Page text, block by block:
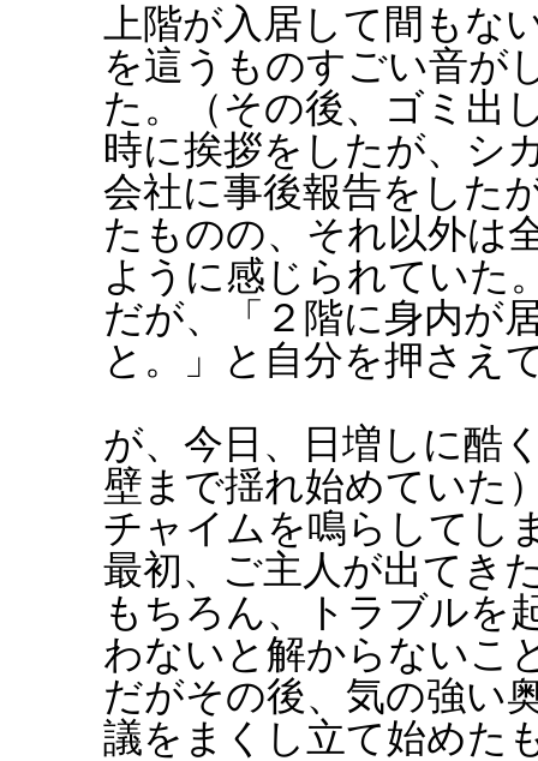
上階が入居して間もな
を這うものすごい音が
た。（その後、ゴミ出
時に挨拶をしたが、シ
会社に事後報告をした
たものの、それ以外は
ように感じられていた
だが、「２階に身内が
と。」と自分を押さえ
が、今日、日増しに酷
壁まで揺れ始めていた
チャイムを鳴らしてし
最初、ご主人が出てき
もちろん、トラブルを
わないと解からないこ
だがその後、気の強い
議をまくし立て始め